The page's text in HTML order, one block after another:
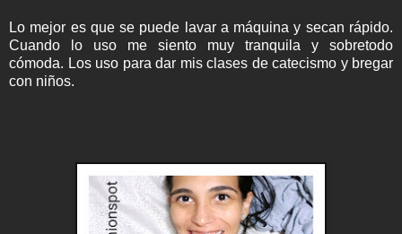
Lo mejor es que se puede lavar a máquina y secan rápido.
Cuando lo uso me siento muy tranquila y sobretodo
cómoda. Los uso para dar mis clases de catecismo y bregar
con niños.